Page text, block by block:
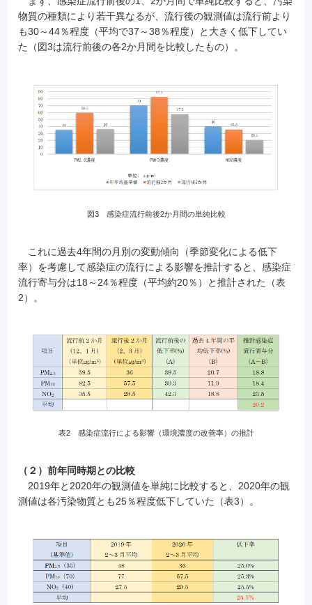
物質の種類により若干異なるが、流行後の観測値は流行前より
も30～44％程度（平均で37～38％程度）と大きく低下してい
た（図3は流行前後の各2か月間を比較したもの）。
図3 感染症流行前後2か月間の単純比較
これに過去4年間の月別の変動傾向（季節変化による低下
率）を考慮して感染症の流行による影響を推計すると、感染症
流行寄与分は18～24％程度（平均約20％）と推計された（表
2）。
表2 感染症流行による影響（環境濃度の改善率）の推計
（２）前年同時期との比較
2019年と2020年の観測値を単純に比較すると、2020年の観
測値は各汚染物質とも25％程度低下していた（表3）。